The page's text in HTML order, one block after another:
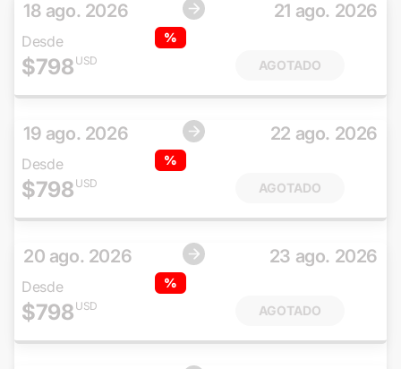
18 ago. 2026 21 ago. 2026
Desde %
$798 USD AGOTADO
19 ago. 2026 22 ago. 2026
Desde %
$798 USD AGOTADO
20 ago. 2026 23 ago. 2026
Desde %
$798 USD AGOTADO